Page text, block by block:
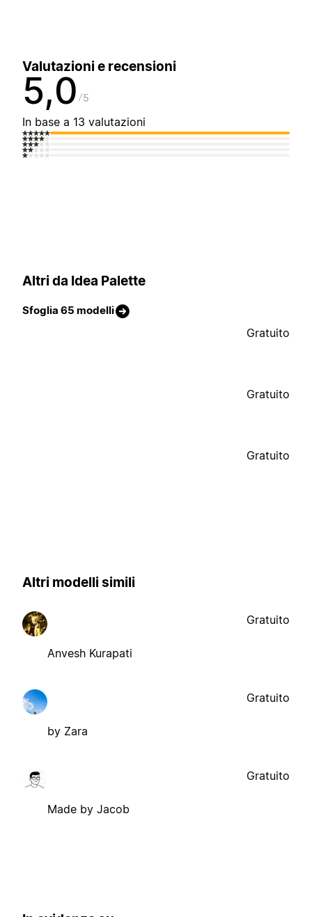
Valutazioni e recensioni
5,0 5
In base a 13 valutazioni
Altri da Idea Palette
Sfoglia 65 modelli
Gratuito
Gratuito
Gratuito
Altri modelli simili
Anvesh Kurapati
Gratuito
by Zara
Gratuito
Made by Jacob
Gratuito